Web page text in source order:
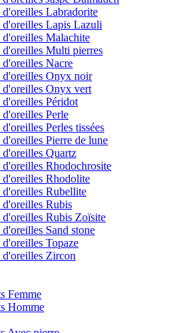
d'oreilles Labradorite
d'oreilles Lapis Lazuli
d'oreilles Malachite
d'oreilles Multi pierres
d'oreilles Nacre
d'oreilles Onyx noir
d'oreilles Onyx vert
d'oreilles Péridot
Perle
Perles tissées
Pierre de lune
d'oreilles Quartz
d'oreilles Rhodochrosite
d'oreilles Rhodolite
d'oreilles Rubellite
d'oreilles Rubis
d'oreilles Rubis Zoïsite
Sand stone
Topaze
d'oreilles Zircon
Femme
Homme